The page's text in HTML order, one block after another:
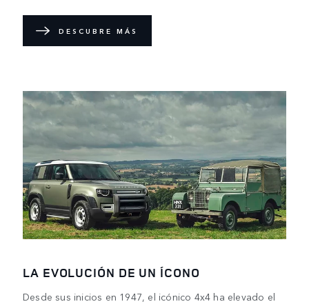
DESCUBRE MÁS
LA EVOLUCIÓN DE UN ÍCONO
Desde sus inicios en 1947, el icónico 4x4 ha elevado el